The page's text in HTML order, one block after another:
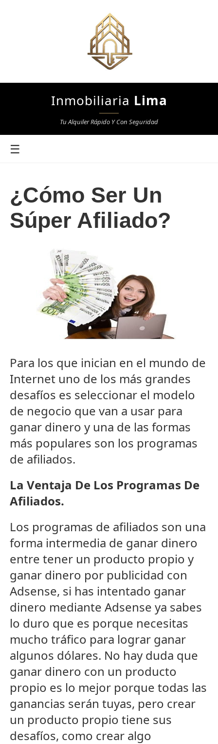
Inmobiliaria Lima
Tu Alquiler Rápido Y Con Seguridad
☰
¿Cómo Ser Un
Súper Afiliado?
Para los que inician en el mundo de
Internet uno de los más grandes
desafíos es seleccionar el modelo
de negocio que van a usar para
ganar dinero y una de las formas
más populares son los programas
de afiliados.
La Ventaja De Los Programas De
Afiliados.
Los programas de afiliados son una
forma intermedia de ganar dinero
entre tener un producto propio y
ganar dinero por publicidad con
Adsense, si has intentado ganar
dinero mediante Adsense ya sabes
lo duro que es porque necesitas
mucho tráfico para lograr ganar
algunos dólares. No hay duda que
ganar dinero con un producto
propio es lo mejor porque todas las
ganancias serán tuyas, pero crear
un producto propio tiene sus
desafíos, como crear algo